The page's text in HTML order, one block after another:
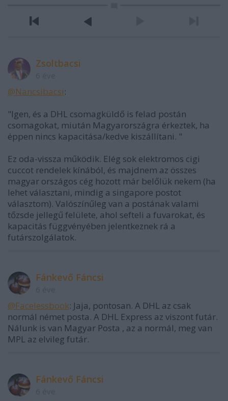
Zsoltbacsi
@Nancsibacsi:
"Igen, és a DHL csomagküldő is felad postán
csomagokat, miután Magyarországra érkeztek, ha
éppen nincs kapacitása/kedve kiszállítani. "
Ez oda-vissza működik. Elég sok elektromos cigi
cuccot rendelek kínából, és majdnem az összes
magyar országos cég hozott már belőlük nekem (ha
lehet választani, mindig a singapore postot
választom). Valószínűleg van a postának valami
tőzsde jellegű felülete, ahol sefteli a fuvarokat, és
kapacitás függvényében jelentkeznek rá a
futárszolgálatok.
Fánkevő Fáncsi
@Facelessbook: Jaja, pontosan. A DHL az csak
normál német posta. A DHL Express az viszont futár.
Nálunk is van Magyar Posta , az a normál, meg van
MPL az elvileg futár.
Fánkevő Fáncsi